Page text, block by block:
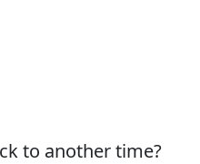
to another time?